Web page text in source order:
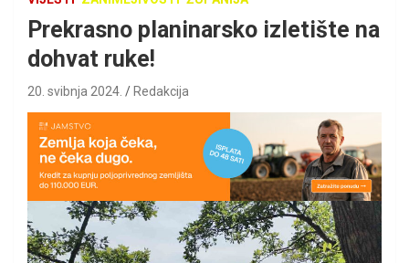
Prekrasno planinarsko izletište na
dohvat ruke!
20. svibnja 2024. Redakcija